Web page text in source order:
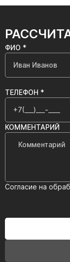
ФИО *
ТЕЛЕФОН *
КОММЕНТАРИЙ
Согласие на